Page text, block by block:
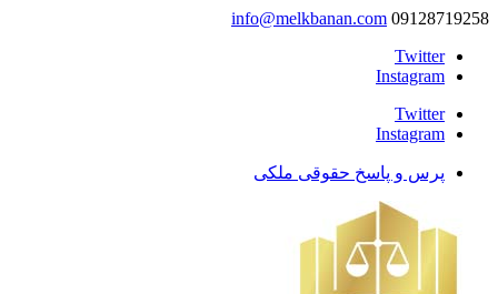
09128719258
info@melkbanan.com
Twitter
Instagram
Twitter
Instagram
پرس و پاسخ حقوقی ملکی